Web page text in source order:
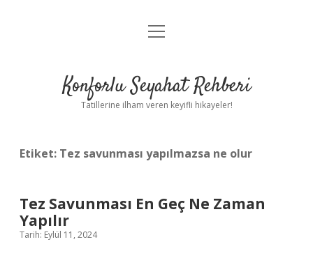
Anasayfa
Yasal Uyarı
menüyü
Konforlu Seyahat Rehberi
Tatillerine ilham veren keyifli hikayeler!
Etiket: Tez savunması yapılmazsa ne olur
Tez Savunması En Geç Ne Zaman
Yapılır
Tarih: Eylül 11, 2024